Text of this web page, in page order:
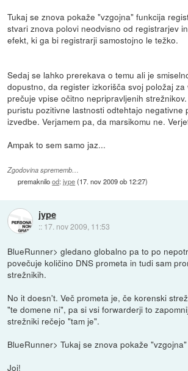
Tukaj se znova pokaže "vzgojna" funkcija
stvari znova polovi neodvisno od registrarjev
efekt, ki ga bi registrarji samostojno le težko.
Sedaj se lahko prerekava o temu ali je
dopustno, da register izkorišča svoj položaj za
prečuje vpise očitno nepripravljenih
puristu pozitivne lastnosti odtehtajo negativne
izvedbe. Verjamem pa, da marsikomu ne.
Ampak to sem samo jaz...
Zgodovina sprememb…
premaknilood:jype(17. nov 2009 ob 12:27)
jype
:: 17. nov 2009, 11:53
BlueRunner> gledano globalno pa to po
povečuje količino DNS prometa in tudi sam
strežnikih.
No it doesn't. Več prometa je, če korenski
"te domene ni", pa si vsi forwarderji to
strežniki rečejo "tam je".
BlueRunner> Tukaj se znova pokaže
Joj!